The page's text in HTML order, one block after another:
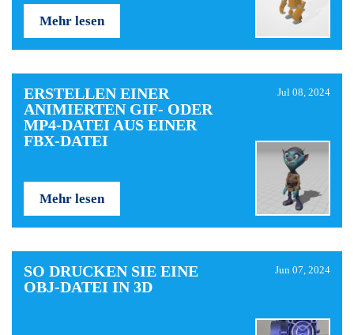
Mehr lesen
ERSTELLEN EINER
ANIMIERTEN GIF- ODER
MP4-DATEI AUS EINER
FBX-DATEI
Jul 08, 2024
Mehr lesen
SO DRUCKEN SIE EINE
OBJ-DATEI IN 3D
Jun 07, 2024